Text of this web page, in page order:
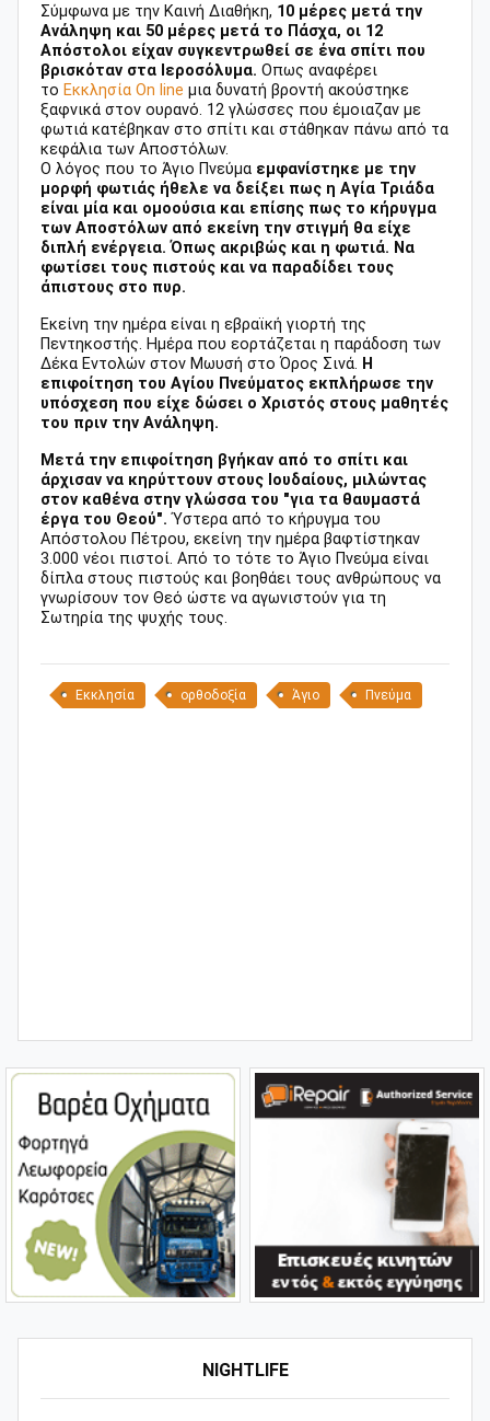
NIGHTLIFE
Σύμφωνα με την Καινή Διαθήκη, 10 μέρες μετά την
Ανάληψη και 50 μέρες μετά το Πάσχα, οι 12
Απόστολοι είχαν συγκεντρωθεί σε ένα σπίτι που
βρισκόταν στα Ιεροσόλυμα. Οπως αναφέρει
το Εκκλησία On line μια δυνατή βροντή ακούστηκε
ξαφνικά στον ουρανό. 12 γλώσσες που έμοιαζαν με
φωτιά κατέβηκαν στο σπίτι και στάθηκαν πάνω από τα
κεφάλια των Αποστόλων.
Ο λόγος που το Άγιο Πνεύμα εμφανίστηκε με την
μορφή φωτιάς ήθελε να δείξει πως η Αγία Τριάδα
είναι μία και ομοούσια και επίσης πως το κήρυγμα
των Αποστόλων από εκείνη την στιγμή θα είχε
διπλή ενέργεια. Όπως ακριβώς και η φωτιά. Να
φωτίσει τους πιστούς και να παραδίδει τους
άπιστους στο πυρ.
Εκείνη την ημέρα είναι η εβραϊκή γιορτή της
Πεντηκοστής. Ημέρα που εορτάζεται η παράδοση των
Δέκα Εντολών στον Μωυσή στο Όρος Σινά. Η
επιφοίτηση του Αγίου Πνεύματος εκπλήρωσε την
υπόσχεση που είχε δώσει ο Χριστός στους μαθητές
του πριν την Ανάληψη.
Μετά την επιφοίτηση βγήκαν από το σπίτι και
άρχισαν να κηρύττουν στους Ιουδαίους, μιλώντας
στον καθένα στην γλώσσα του "για τα θαυμαστά
έργα του Θεού". Ύστερα από το κήρυγμα του
Απόστολου Πέτρου, εκείνη την ημέρα βαφτίστηκαν
3.000 νέοι πιστοί. Από το τότε το Άγιο Πνεύμα είναι
δίπλα στους πιστούς και βοηθάει τους ανθρώπους να
γνωρίσουν τον Θεό ώστε να αγωνιστούν για τη
Σωτηρία της ψυχής τους.
Εκκλησία ορθοδοξία Άγιο Πνεύμα